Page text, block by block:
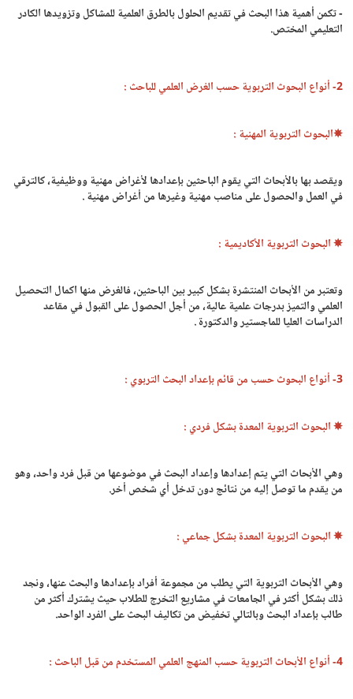
- تكمن أهمية هذا البحث في تقديم الحلول بالطرق العلمية للمشاكل وتزويدها الكادر
التعليمي المختص.
2- أنواع البحوث التربوية حسب الغرض العلمي للباحث :
✵البحوث التربوية المهنية :
ويقصد بها بالأبحاث التي يقوم الباحثين بإعدادها لأغراض مهنية ووظيفية، كالترقي
في العمل والحصول على مناصب مهنية وغيرها من أغراض مهنية .
✵ البحوث التربوية الأكاديمية :
وتعتبر من الأبحاث المنتشرة بشكل كبير بين الباحثين، فالغرض منها اكمال التحصيل
العلمي والتميز بدرجات علمية عالية، من أجل الحصول على القبول في مقاعد
الدراسات العليا للماجستير والدكتورة .
3- أنواع البحوث حسب من قائم بإعداد البحث التربوي :
✵ البحوث التربوية المعدة بشكل فردي :
وهي الأبحاث التي يتم إعدادها وإعداد البحث في موضوعها من قبل فرد واحد، وهو
من يقدم ما توصل إليه من نتائج دون تدخل أي شخص أخر.
✵ البحوث التربوية المعدة بشكل جماعي :
وهي الأبحاث التربوية التي يطلب من مجموعة أفراد بإعدادها والبحث عنها، ونجد
ذلك بشكل أكثر في الجامعات في مشاريع التخرج للطلاب حيث يشترك أكثر من
طالب بإعداد البحث وبالتالي تخفيض من تكاليف البحث على الفرد الواحد.
4- أنواع الأبحاث التربوية حسب المنهج العلمي المستخدم من قبل الباحث :